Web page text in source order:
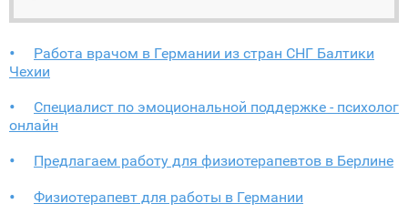
Работа врачом в Германии из стран СНГ Балтики
Чехии
Специалист по эмоциональной поддержке - психолог
онлайн
Предлагаем работу для физиотерапевтов в Берлине
Физиотерапевт для работы в Германии